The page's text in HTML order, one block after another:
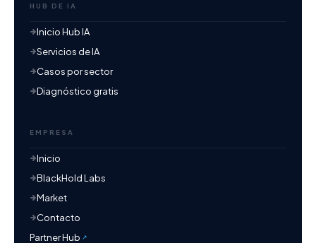
HUB DE IA
Inicio Hub IA
Servicios de IA
Casos por sector
Diagnóstico gratis
EMPRESA
Inicio
BlackHold Labs
Market
Contacto
Partner Hub